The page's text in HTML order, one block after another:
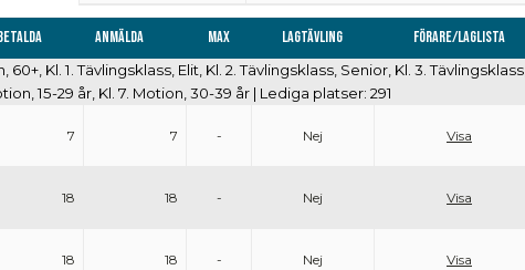
Anmälda Max Lagtävling Förare/Laglista
Kl. 1. Tävlingsklass, Elit, Kl. 2. Tävlingsklass, Senior, Kl. 3. Tävlingsklass,
15-29 år, Kl. 7. Motion, 30-39 år | Lediga platser: 291
7 7 - Nej Visa
18 18 - Nej Visa
18 18 - Nej Visa